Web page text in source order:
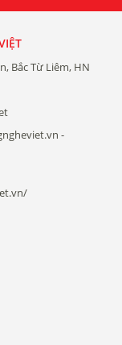
Bắc Từ Liêm, HN
-